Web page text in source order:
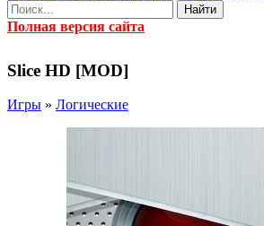
Найти
Полная версия сайта
Slice HD [MOD]
Игры » Логические